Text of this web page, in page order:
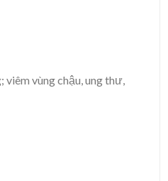
vùng chậu, ung thư,